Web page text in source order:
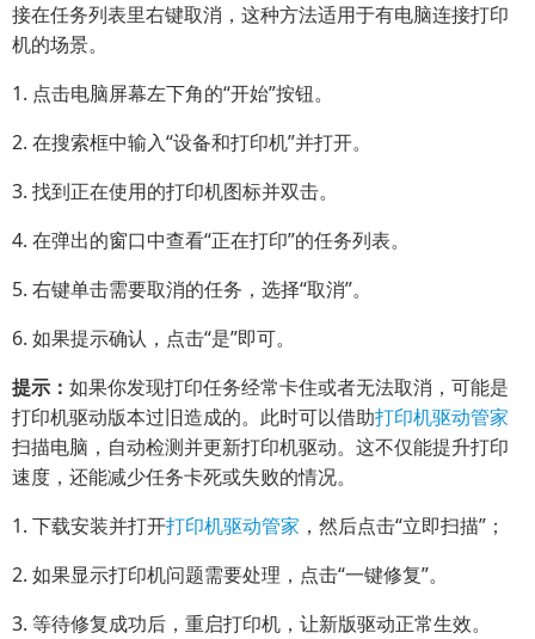
接在任务列表里右键取消，这种方法适用于有电脑连接打印
机的场景。
1. 点击电脑屏幕左下角的“开始”按钮。
2. 在搜索框中输入“设备和打印机”并打开。
3. 找到正在使用的打印机图标并双击。
4. 在弹出的窗口中查看“正在打印”的任务列表。
5. 右键单击需要取消的任务，选择“取消”。
6. 如果提示确认，点击“是”即可。
提示： 如果你发现打印任务经常卡住或者无法取消，可能是
打印机驱动版本过旧造成的。此时可以借助打印机驱动管家
扫描电脑，自动检测并更新打印机驱动。这不仅能提升打印
速度，还能减少任务卡死或失败的情况。
1. 下载安装并打开打印机驱动管家 ，然后点击“立即扫描”；
2. 如果显示打印机问题需要处理，点击“一键修复”。
3. 等待修复成功后，重启打印机，让新版驱动正常生效。